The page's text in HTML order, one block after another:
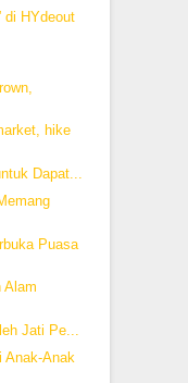
di HYdeout
hike
Dapat...
Puasa
Alam
Jati Pe...
Anak-Anak